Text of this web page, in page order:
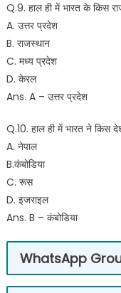
Q.9. हाल ही में भारत के किस
A. उत्तर प्रदेश
B. राजस्थान
C. मध्य प्रदेश
D. केरल
Ans. A – उत्तर प्रदेश
Q.10. हाल ही में भारत ने किस
A. नेपाल
B.कंबोडिया
C. रूस
D. इजराइल
Ans. B – कंबोडिया‌‌
WhatsApp